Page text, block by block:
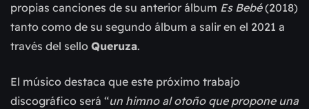
propias canciones de su anterior álbum Es Bebé(2018)
tanto como de su segundo álbum a salir en el 2021 a
través del sello Queruza.
El músico destaca que este próximo trabajo
discográfico será “un himno al otoño que propone una